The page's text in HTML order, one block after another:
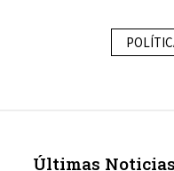
Últimas Noticias